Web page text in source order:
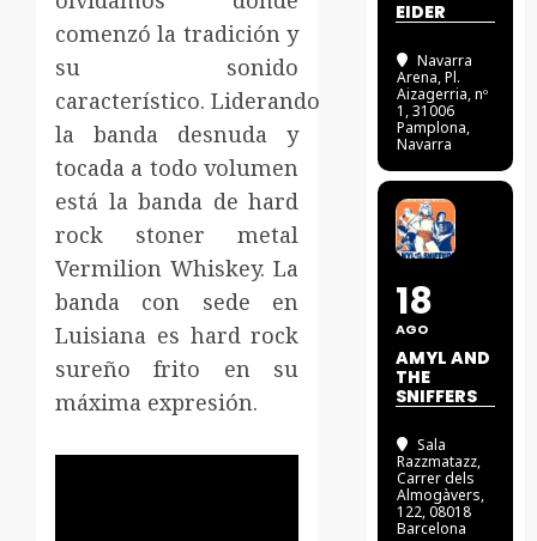
comenzó la tradición y
su sonido
característico. Liderando
la banda desnuda y
tocada a todo volumen
está la banda de hard
rock stoner metal
Vermilion Whiskey.La
banda con sede en
Luisiana es hard rock
sureño frito en su
máxima expresión.
EIDER
Navarra
Arena, Pl.
Aizagerria, nº
1, 31006
Pamplona,
Navarra
18
AGO
AMYL AND
THE
SNIFFERS
Sala
Razzmatazz,
Carrer dels
Almogàvers,
122, 08018
Barcelona